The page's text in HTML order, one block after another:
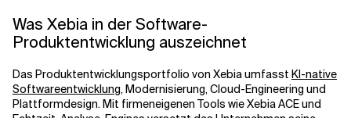
Was Xebia in der Software-
Produktentwicklung auszeichnet
Das Produktentwicklungsportfolio von Xebia umfasst KI-native
Softwareentwicklung, Modernisierung, Cloud-Engineering und
Plattformdesign. Mit firmeneigenen Tools wie Xebia ACE und